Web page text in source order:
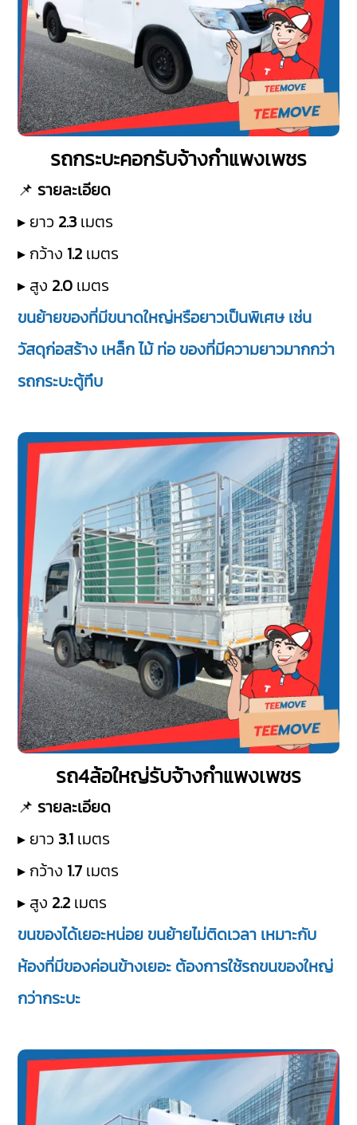
รถกระบะคอกรับจ้างกำแพงเพชร
📌 รายละเอียด
▸ ยาว 2.3 เมตร
▸ กว้าง 1.2 เมตร
▸ สูง 2.0 เมตร
ขนย้ายของที่มีขนาดใหญ่หรือยาวเป็นพิเศษ เช่น
วัสดุก่อสร้าง เหล็ก ไม้ ท่อ ของที่มีความยาวมากกว่า
รถกระบะตู้ทึบ
รถ4ล้อใหญ่รับจ้างกำแพงเพชร
📌 รายละเอียด
▸ ยาว 3.1 เมตร
▸ กว้าง 1.7 เมตร
▸ สูง 2.2 เมตร
ขนของได้เยอะหน่อย ขนย้ายไม่ติดเวลา เหมาะกับ
ห้องที่มีของค่อนข้างเยอะ ต้องการใช้รถขนของใหญ่
กว่ากระบะ